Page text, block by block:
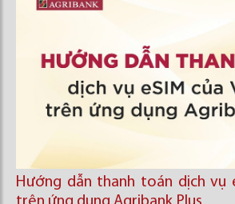
Hướng dẫn thanh toán dịch vụ